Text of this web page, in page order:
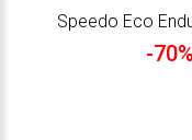
Speedo Eco
-70%